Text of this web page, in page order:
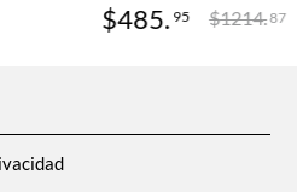
$485. 95 $1214.87